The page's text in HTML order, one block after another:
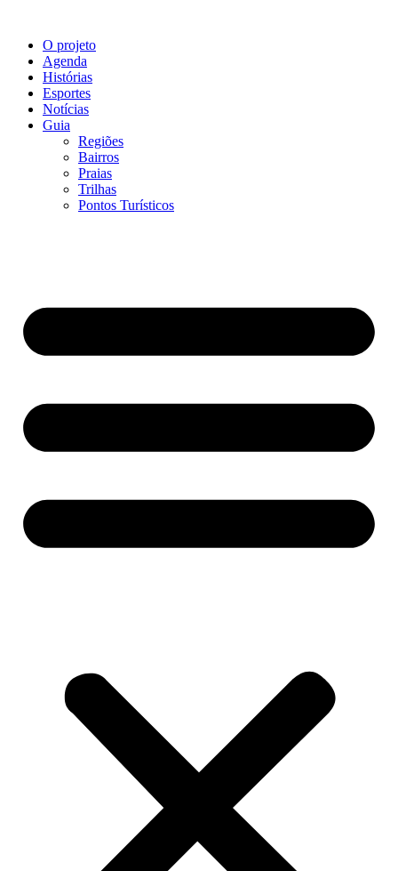
conteúdo
O projeto
Agenda
Histórias
Esportes
Notícias
Guia
Regiões
Bairros
Praias
Trilhas
Pontos Turísticos